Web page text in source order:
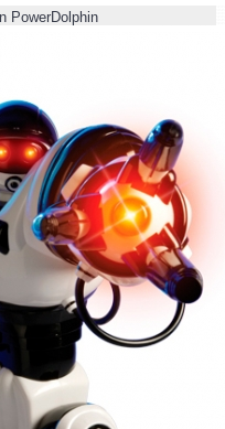
PowerDolphin